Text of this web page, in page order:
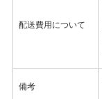
配送費用について
備考